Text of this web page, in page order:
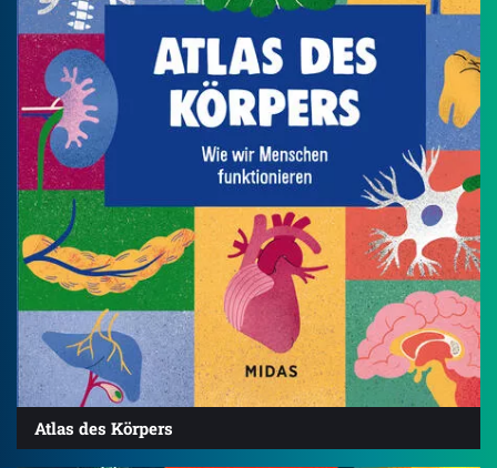
Atlas des Körpers